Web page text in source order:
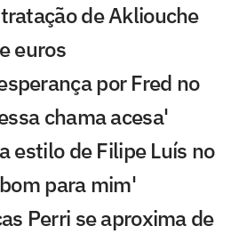
de Akliouche
euros
por Fred no
chama acesa'
estilo de Filipe Luís no
para mim'
Perri se aproxima de